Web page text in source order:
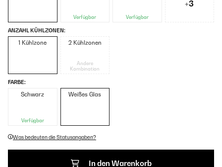
Verfügbar Verfügbar
+3
ANZAHL KÜHLZONEN:
1 Kühlzone 2 Kühlzonen
Andere
Kombination
FARBE:
Schwarz
Verfügbar
Weißes Glas
Was bedeuten die Statusangaben?
In den Warenkorb